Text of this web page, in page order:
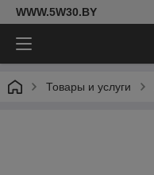
WWW.5W30.BY
Товары и услуги